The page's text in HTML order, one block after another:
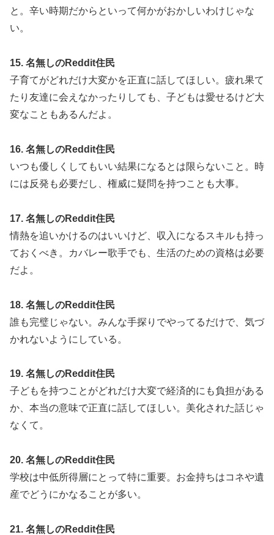
と。辛い時期だからといって何かがおかしいわけじゃな
い。
15. 名無しのReddit住民
子育てがどれだけ大変かを正直に話してほしい。疲れ果て
たり友達に会えなかったりしても、子どもは愛せるけど大
変なこともあるんだよ。
16. 名無しのReddit住民
いつも優しくしてもいい結果になるとは限らないこと。時
には反発も必要だし、権威に疑問を持つことも大事。
17. 名無しのReddit住民
情熱を追いかけるのはいいけど、収入になるスキルも持っ
ておくべき。カバレー歌手でも、生活のための資格は必要
だよ。
18. 名無しのReddit住民
誰も完璧じゃない。みんな手探りでやってるだけで、気づ
かれないようにしている。
19. 名無しのReddit住民
子どもを持つことがどれだけ大変で経済的にも負担がある
か、本当の意味で正直に話してほしい。美化された話じゃ
なくて。
20. 名無しのReddit住民
学校は中低所得層にとって特に重要。お金持ちはコネや遺
産でどうにかなることが多い。
21. 名無しのReddit住民